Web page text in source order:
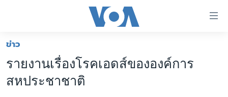
ต่อ
ไป
เนื้อหา
โลก
เอเชีย
ข่าว
รายงานเรื่องโรคเอดส์ขององค์การ
สหประชาชาติ